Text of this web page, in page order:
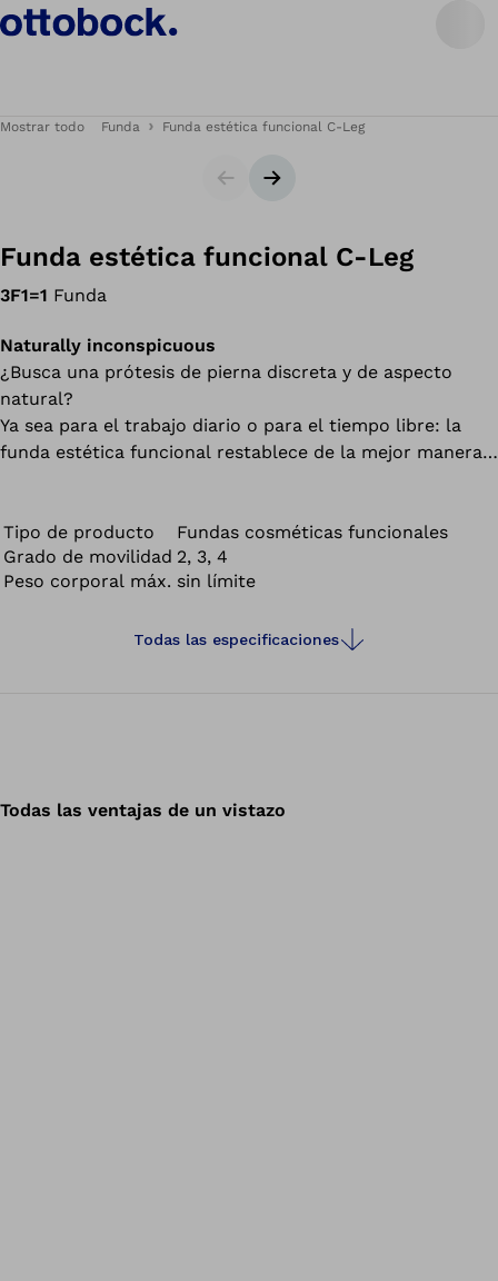
Mostrar todo Funda Funda estética funcional C-Leg
DiapositivaSiguiente diapositiva
Funda estética funcional C-Leg
3F1=1 Funda
Naturally inconspicuous
¿Busca una prótesis de pierna discreta y de aspecto
natural?
Ya sea para el trabajo diario o para el tiempo libre: la
funda estética funcional restablece de la mejor manera
una pierna de espuma moldeable individualmente por el
técnico ortopédico y de una media funcional que
conforma el acabado exterior.
Tipo de producto
Fundas cosméticas funcionales
Grado de movilidad 2, 3, 4
Peso corporal máx. sin límite
Todas las especificaciones
Todas las ventajas de un vistazo